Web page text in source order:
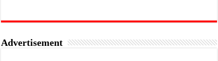
Advertisement